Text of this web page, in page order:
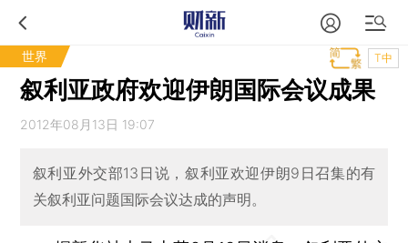
世界 T中
叙利亚政府欢迎伊朗国际会议成果
2012年08月13日 19:07
叙利亚外交部13日说，叙利亚欢迎伊朗9日召集的有
关叙利亚问题国际会议达成的声明。